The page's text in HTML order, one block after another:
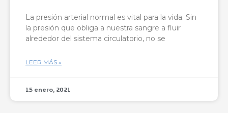
La presión arterial normal es vital para la vida. Sin
la presión que obliga a nuestra sangre a fluir
alrededor del sistema circulatorio, no se
LEER MÁS »
15 enero, 2021